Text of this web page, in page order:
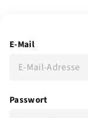
E-Mail
Passwort